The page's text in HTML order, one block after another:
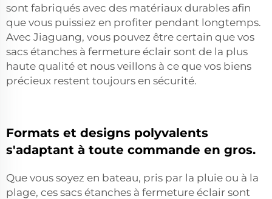
sont fabriqués avec des matériaux durables afin
que vous puissiez en profiter pendant longtemps.
Avec Jiaguang, vous pouvez être certain que vos
sacs étanches à fermeture éclair sont de la plus
haute qualité et nous veillons à ce que vos biens
précieux restent toujours en sécurité.
Formats et designs polyvalents
s'adaptant à toute commande en gros.
Que vous soyez en bateau, pris par la pluie ou à la
plage, ces sacs étanches à fermeture éclair sont